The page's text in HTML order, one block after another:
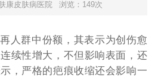
康皮肤病医院 浏览：149次
群中份额，其表示为创伤愈
续性增大，不但影响表面，还
，严格的疤痕收缩还会影响一